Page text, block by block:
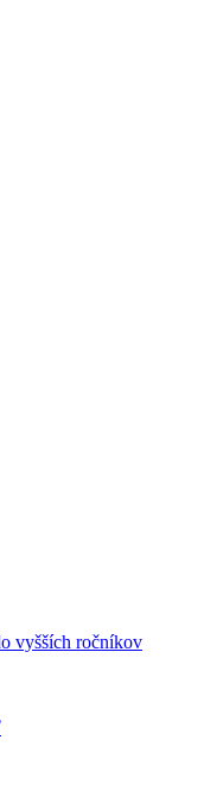
vyšších ročníkov